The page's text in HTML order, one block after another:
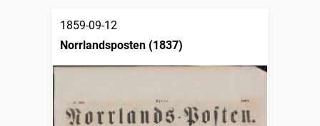
1859-09-12
Norrlandsposten (1837)